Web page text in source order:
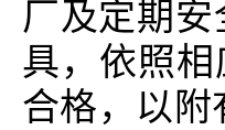
厂及定期
具，依照
合格，以附